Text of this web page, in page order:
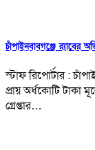
চাঁপাইনবাবগঞ্জে র‍্যাবের
স্টাফ রিপোর্টার :
প্রায় অর্ধকোটি টাকা
গ্রেপ্তার…